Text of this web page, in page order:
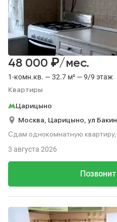
1-комн.кв. — 32.7 м² — 9/9 этаж
Квартиры
48 000 ₽/мес.
Царицыно
Москва, Царицыно, ул
Сдам однокомнатную квартиру,
3 августа 2026